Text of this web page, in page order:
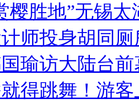
樱胜地”无锡
师投身胡同
瑜访大陆台
得跳舞！游客